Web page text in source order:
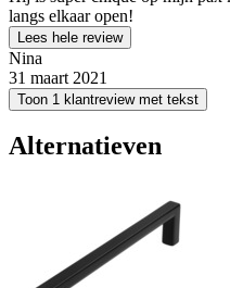
langs elkaar open!
Lees hele review
Nina
31 maart 2021
Toon 1 klantreview met tekst
Alternatieven